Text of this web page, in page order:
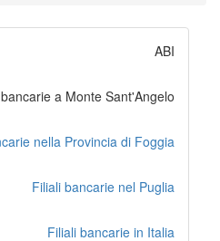
ABI
a Monte Sant'Angelo
nella Provincia di Foggia
Filiali bancarie nel Puglia
Filiali bancarie in Italia